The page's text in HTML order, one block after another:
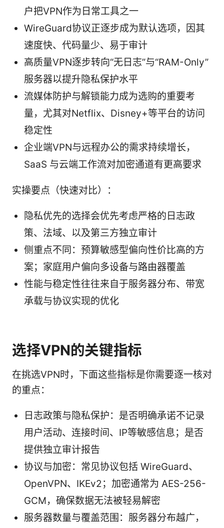
户把VPN作为日常工具之一
WireGuard协议正逐步成为默认选项，因其
速度快、代码量少、易于审计
高质量VPN逐步转向“无日志”与“RAM-Only”
服务器以提升隐私保护水平
流媒体防护与解锁能力成为选购的重要考
量，尤其对Netflix、Disney+等平台的访问
稳定性
企业端VPN与远程办公的需求持续增长，
SaaS 与云端工作流对加密通道有更高要求
实操要点（快速对比）：
隐私优先的选择会优先考虑严格的日志政
策、法域、以及第三方独立审计
侧重点不同：预算敏感型偏向性价比高的方
案；家庭用户偏向多设备与路由器覆盖
性能与稳定性往往来自于服务器分布、带宽
承载与协议实现的优化
选择VPN的关键指标
在挑选VPN时，下面这些指标是你需要逐一核对
的重点：
日志政策与隐私保护：是否明确承诺不记录
用户活动、连接时间、IP等敏感信息；是否
提供独立审计报告
协议与加密：常见协议包括 WireGuard、
OpenVPN、IKEv2；加密通常为 AES-256-
GCM，确保数据无法被轻易解密
服务器数量与覆盖范围：服务器分布越广，